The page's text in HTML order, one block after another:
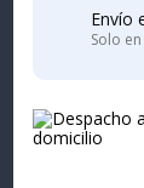
Envío
Solo